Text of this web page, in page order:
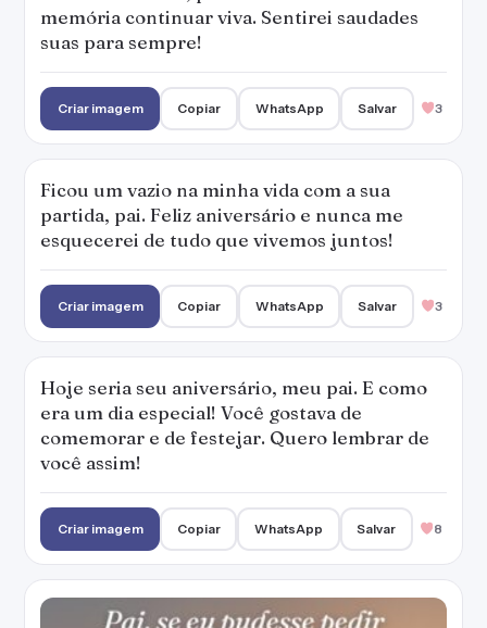
memória continuar viva. Sentirei saudades
suas para sempre!
Criar imagem Copiar WhatsApp Salvar 3
Ficou um vazio na minha vida com a sua
partida, pai. Feliz aniversário e nunca me
esquecerei de tudo que vivemos juntos!
Criar imagem Copiar WhatsApp Salvar 3
Hoje seria seu aniversário, meu pai. E como
era um dia especial! Você gostava de
comemorar e de festejar. Quero lembrar de
você assim!
Criar imagem Copiar WhatsApp Salvar 8